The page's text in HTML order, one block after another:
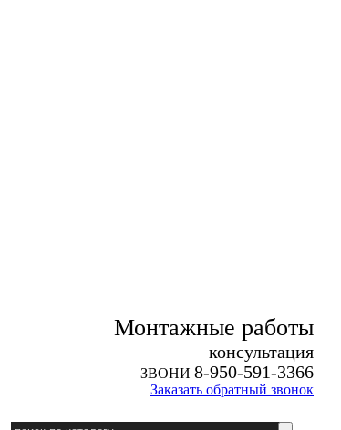
Монтажные работы
консультация
ЗВОНИ 8-950-591-3366
Заказать обратный звонок